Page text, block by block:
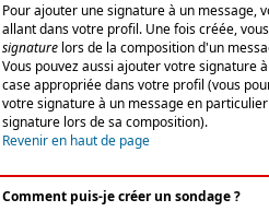
Pour ajouter une signature à un message,
allant dans votre profil. Une fois créée,
signature lors de la composition d'un
Vous pouvez aussi ajouter votre signature
case appropriée dans votre profil (vous
votre signature à un message en
signature lors de sa composition).
Revenir en haut de page
Comment puis-je créer un sondage ?